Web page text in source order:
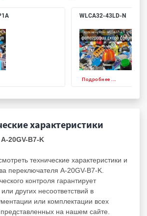
WLCA32-43LD-N
Подробнее ...
характеристики
20GV-B7-K
технические характеристики и
переключателя A-20GV-B7-K.
контроля гарантирует
других несоответствий в
или комплектации всех
на нашем сайте.